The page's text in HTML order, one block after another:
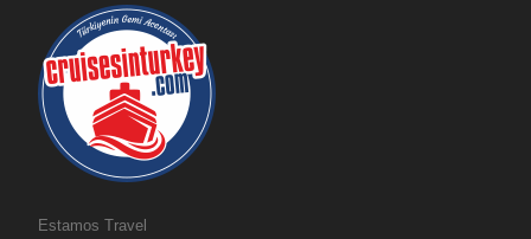
Estamos Travel